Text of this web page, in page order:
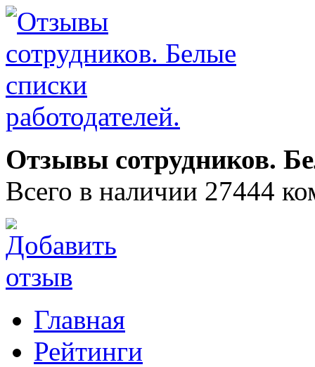
Отзывы сотрудников.
Всего в наличии 27444
Главная
Рейтинги